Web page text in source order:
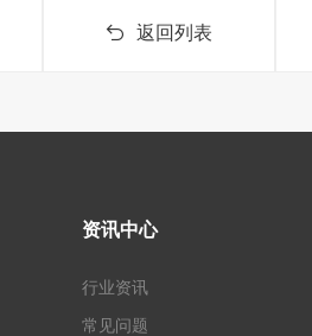
返回列表
资讯中心
行业资讯
常见问题